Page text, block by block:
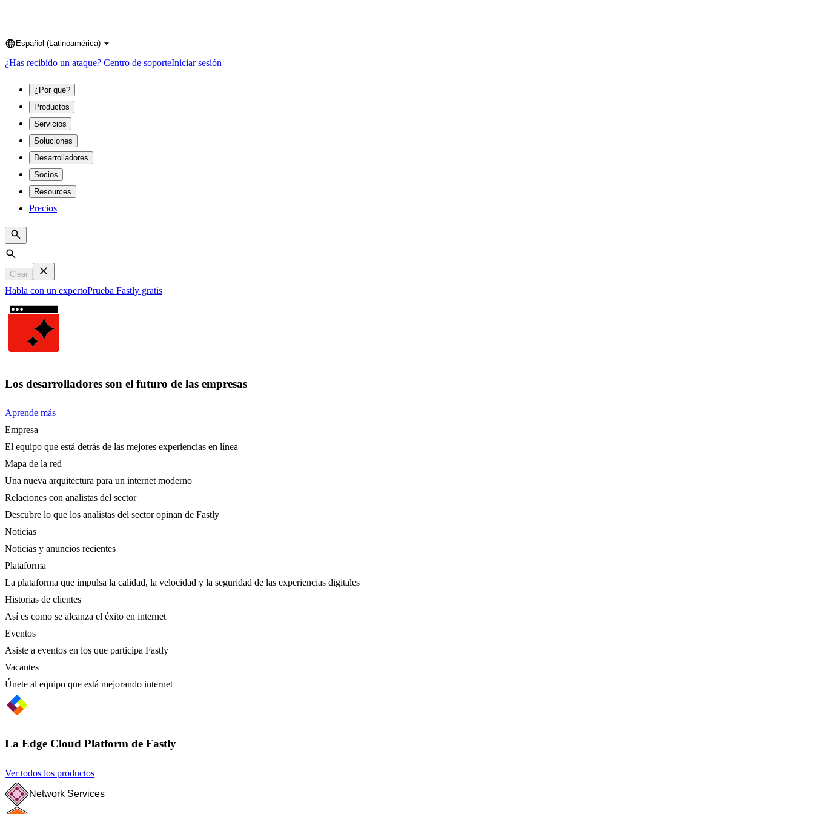
Language
Español (Latinoamérica)
¿Has recibido un ataque? Centro de soporteIniciar sesión
¿Por qué?
Productos
Servicios
Soluciones
Desarrolladores
Socios
Resources
Precios
Search
Clear
Habla con un expertoPrueba Fastly gratis
Los desarrolladores son el futuro de las empresas
Aprende más
Empresa
El equipo que está detrás de las mejores experiencias en línea
Mapa de la red
Una nueva arquitectura para un internet moderno
Relaciones con analistas del sector
Descubre lo que los analistas del sector opinan de Fastly
Noticias
Noticias y anuncios recientes
Plataforma
La plataforma que impulsa la calidad, la velocidad y la seguridad de las experiencias digitales
Historias de clientes
Así es como se alcanza el éxito en internet
Eventos
Asiste a eventos en los que participa Fastly
Vacantes
Únete al equipo que está mejorando internet
La Edge Cloud Platform de Fastly
Ver todos los productos
Network Services